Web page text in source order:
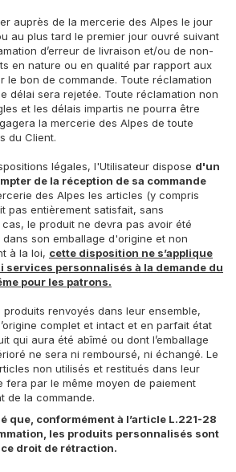
auprès de la mercerie des Alpes le jour
au plus tard le premier jour ouvré suivant
d’erreur de livraison et/ou de non-
en nature ou en qualité par rapport aux
le bon de commande. Toute réclamation
délai sera rejetée. Toute réclamation non
et les délais impartis ne pourra être
la mercerie des Alpes de toute
du Client.
légales, l'Utilisateur dispose d'un
de la réception de sa commande
des Alpes les articles (y compris
pas entièrement satisfait, sans
le produit ne devra pas avoir été
son emballage d'origine et non
à la loi, cette disposition ne s’applique
services personnalisés à la demande du
pour les patrons.
renvoyés dans leur ensemble,
complet et intact et en parfait état
qui aura été abîmé ou dont l’emballage
ne sera ni remboursé, ni échangé. Le
non utilisés et restitués dans leur
fera par le même moyen de paiement
de la commande.
que, conformément à l’article L.221-28
les produits personnalisés sont
droit de rétraction.